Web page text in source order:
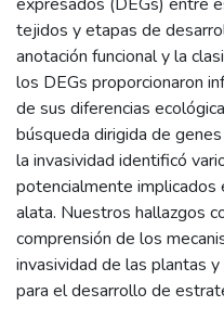
tejidos y etapas de
anotación funcional y la
los DEGs proporcionaron
de sus diferencias
búsqueda dirigida de
la invasividad identificó
potencialmente implicados
alata. Nuestros hallazgos
comprensión de los
invasividad de las plantas
para el desarrollo de